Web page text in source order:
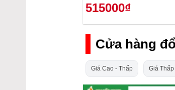
515000₫
Cửa hàng
Giá Cao - Thấp Giá